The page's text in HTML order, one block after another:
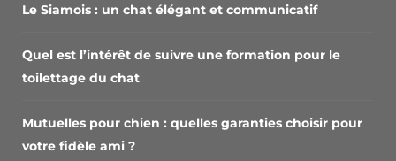
Le Siamois : un chat élégant et communicatif
Quel est l’intérêt de suivre une formation pour le
toilettage du chat
Mutuelles pour chien : quelles garanties choisir pour
votre fidèle ami ?